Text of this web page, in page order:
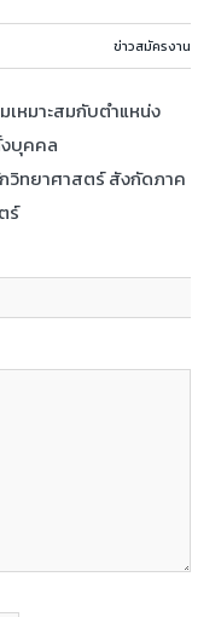
ข่าวสมัครงาน
หมาะสมกับตำแหน่ง
บุคคล
วิทยาศาสตร์ สังกัดภาค
ร์